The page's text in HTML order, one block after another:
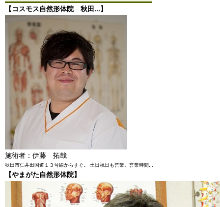
【コスモス自然形体院 秋田...】
施術者：伊藤 拓哉
秋田市仁井田国道１３号線からすぐ。 土日祝日も営業。営業時間...
【やまがた自然形体院】